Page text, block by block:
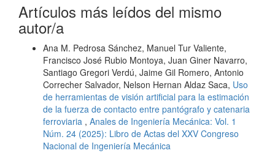
Artículos más leídos del mismo
autor/a
Ana M. Pedrosa Sánchez, Manuel Tur Valiente,
Francisco José Rubio Montoya, Juan Giner Navarro,
Santiago Gregori Verdú, Jaime Gil Romero, Antonio
Correcher Salvador, Nelson Hernan Aldaz Saca, Uso
de herramientas de visión artificial para la estimación
de la fuerza de contacto entre pantógrafo y catenaria
ferroviaria , Anales de Ingeniería Mecánica: Vol. 1
Núm. 24 (2025): Libro de Actas del XXV Congreso
Nacional de Ingeniería Mecánica